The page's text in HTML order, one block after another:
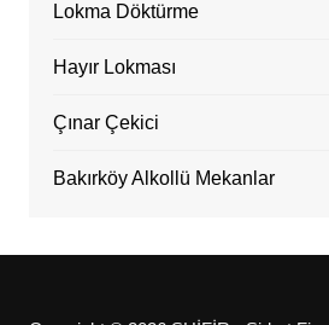
Lokma Döktürme
Hayır Lokması
Çınar Çekici
Bakırköy Alkollü Mekanlar